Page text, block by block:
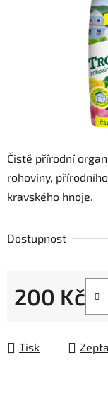
Čistě přírodní
rohoviny,
kravského hnoje.
Dostupnost
200 Kč
Tisk